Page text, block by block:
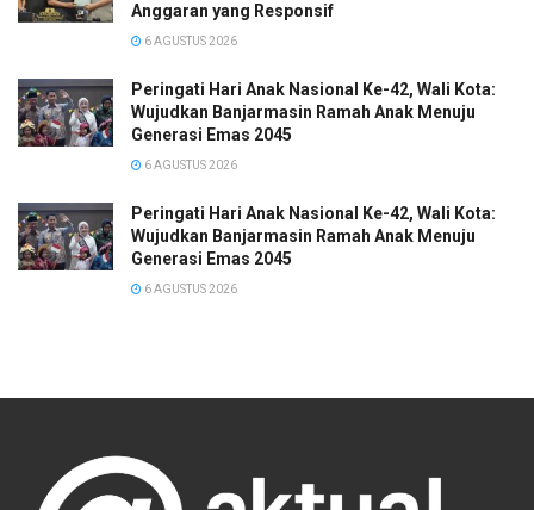
Anggaran yang Responsif
6 AGUSTUS 2026
Peringati Hari Anak Nasional Ke-42, Wali Kota:
Wujudkan Banjarmasin Ramah Anak Menuju
Generasi Emas 2045
6 AGUSTUS 2026
Peringati Hari Anak Nasional Ke-42, Wali Kota:
Wujudkan Banjarmasin Ramah Anak Menuju
Generasi Emas 2045
6 AGUSTUS 2026